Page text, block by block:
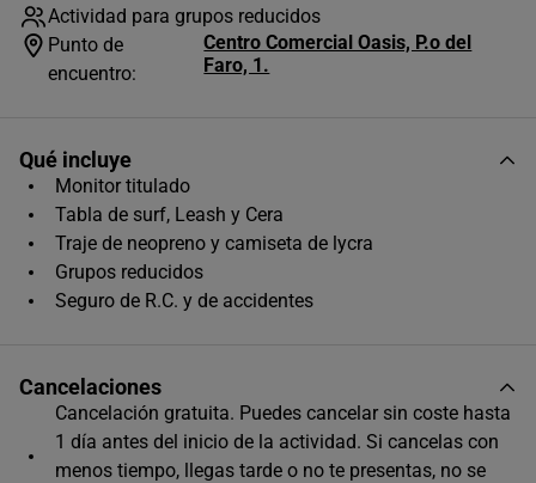
3
4 5 6 7 8
13 14
24
25
31
Horas disponibles (1)
09:00
Actividad para grupos reducidos
Punto de
encuentro:
Centro Comercial Oasis, P.o del
Faro, 1.
Qué incluye
Monitor titulado
Tabla de surf, Leash y Cera
Traje de neopreno y camiseta de lycra
Grupos reducidos
Seguro de R.C. y de accidentes
Cancelaciones
Cancelación gratuita. Puedes cancelar sin coste hasta
1 día antes del inicio de la actividad. Si cancelas con
menos tiempo, llegas tarde o no te presentas, no se